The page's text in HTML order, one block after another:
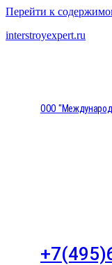
Перейти к
interstroyexpert.ru
ООО